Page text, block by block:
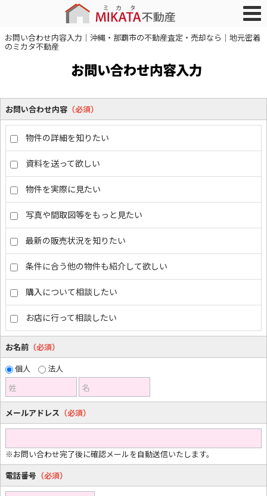
お問い合わせ内容入力｜沖縄・那覇市の不動産査定・売却なら｜地元密着
のミカタ不動産
お問い合わせ内容入力
お問い合わせ内容 （必須）
物件の詳細を知りたい
資料を送って欲しい
物件を実際に見たい
写真や間取図等をもっと見たい
最新の販売状況を知りたい
条件に合う他の物件も紹介して欲しい
購入について相談したい
お店に行って相談したい
お名前 （必須）
個人
法人
姓
名
メールアドレス （必須）
※お問い合わせ完了後に確認メールを自動送信いたします。
電話番号 （必須）